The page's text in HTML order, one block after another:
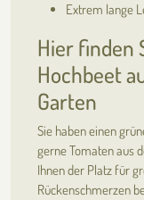
Extrem lange
Hier finden
Hochbeet
Garten
Sie haben einen
gerne Tomaten aus
Ihnen der Platz für
Rückenschmerzen